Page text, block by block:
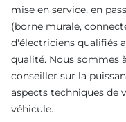
mise en service, en
(borne murale,
d'électriciens qualifiés
qualité. Nous sommes
conseiller sur la
aspects techniques de
véhicule.